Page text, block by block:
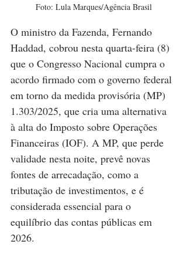
Foto: Lula Marques/Agência Brasil
O ministro da Fazenda, Fernando
Haddad, cobrou nesta quarta-feira (8)
que o Congresso Nacional cumpra o
acordo firmado com o governo federal
em torno da medida provisória (MP)
1.303/2025, que cria uma alternativa
à alta do Imposto sobre Operações
Financeiras (IOF). A MP, que perde
validade nesta noite, prevê novas
fontes de arrecadação, como a
tributação de investimentos, e é
considerada essencial para o
equilíbrio das contas públicas em
2026.